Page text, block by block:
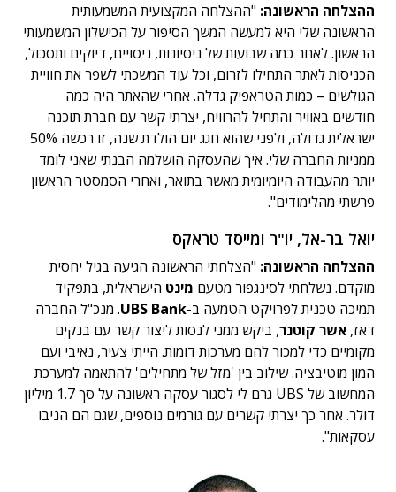
ההצלחה הראשונה: "ההצלחה המקצועית המשמעותית
הראשונה שלי היא למעשה המשך הסיפור על הכישלון המשמעותי
הראשון. לאחר כמה שבועות של ניסיונות, ניסויים, דיוקים ותסכול,
הכניסות לאתר התחילו לזרום, וכל עוד המשכתי לשפר את חוויית
הגולשים – כמות הטראפיק גדלה. אחרי שהאתר היה כמה
חודשים באוויר והתחיל להרוויח, יצרתי קשר עם חברת תוכנה
ישראלית גדולה, ולפני שהוא חגג יום הולדת שנה, זו רכשה 50%
ממניות החברה שלי. איך שהעסקה הושלמה הבנתי שאני לומד
יותר מהעבודה היומיומית מאשר בתואר, ואחרי הסמסטר הראשון
פרשתי מהלימודים".
יואל בר-אל, יו"ר ומייסד טראקס
ההצלחה הראשונה: "הצלחתי הראשונה הגיעה בגיל יחסית
מוקדם. נשלחתי לסינגפור מטעם מינט הישראלית, בתפקיד
תמיכה טכנית לפרויקט הטמעה ב-UBS Bank. מנכ"ל החברה
דאז, אשר קוטנר, ביקש ממני לנסות ליצור קשר עם בנקים
מקומיים כדי למכור להם מערכות דומות. הייתי צעיר, נאיבי ועם
המון מוטיבציה. שילוב בין 'מזל של מתחילים' להתאמה למערכת
המחשוב של UBS גרם לי לסגור עסקה ראשונה על סך 1.7 מיליון
דולר. אחר כך יצרתי קשרים עם גורמים נוספים, שגם הם הניבו
עסקאות".